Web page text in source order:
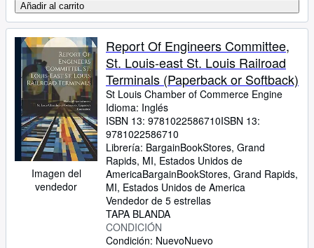
Añadir al carrito
Imagen del
vendedor
Report Of Engineers Committee,
St. Louis-east St. Louis Railroad
Terminals (Paperback or Softback)
St Louis Chamber of Commerce Engine
Idioma: Inglés
ISBN 13: 9781022586710ISBN 13:
9781022586710
Librería: BargainBookStores, Grand
Rapids, MI, Estados Unidos de
AmericaBargainBookStores, Grand Rapids,
MI, Estados Unidos de America
Vendedor de 5 estrellas
TAPA BLANDA
CONDICIÓN
Condición: NuevoNuevo